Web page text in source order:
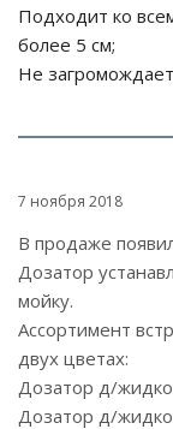
Подходит ко
более 5 см;
Не
7 ноября 2018
В продаже
Дозатор
мойку.
Ассортимент
двух цветах:
Дозатор д/
Дозатор д/